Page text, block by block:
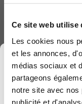
Ce site web utilise
Les cookies nous
et les annonces,
médias sociaux et
partageons
notre site avec
publicité et